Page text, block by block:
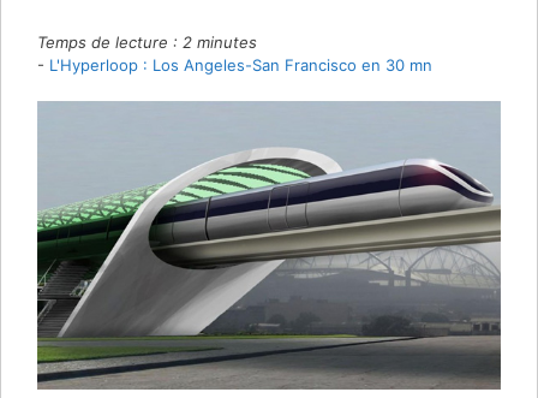
Temps de lecture : 2 minutes
- L'Hyperloop : Los Angeles-San Francisco en 30 mn